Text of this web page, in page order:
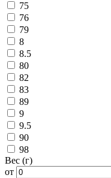
75
76
79
8
8.5
80
82
83
89
9
9.5
90
98
Вес (г)
от